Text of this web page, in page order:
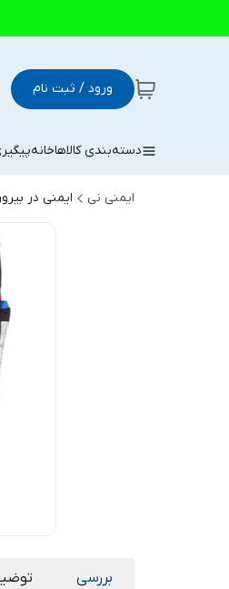
ورود / ثبت نام
دسته‌بندی کالاهاخانه
ایمنی نی ایمنی در
بررسی